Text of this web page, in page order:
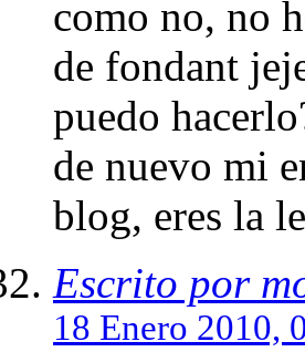
como no, no
de fondant
puedo
de nuevo mi
blog, eres la
Escrito por
18 Enero 2010,